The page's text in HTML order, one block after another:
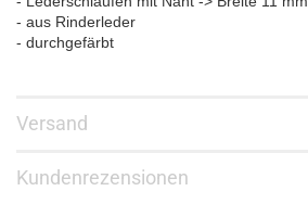
- aus Rinderleder
- durchgefärbt
Versand
Kundenrezensionen